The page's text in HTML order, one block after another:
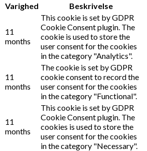
Varighed Beskrivelse
11
months
This cookie is set by GDPR
Cookie Consent plugin. The
cookie is used to store the
user consent for the cookies
in the category "Analytics".
11
months
The cookie is set by GDPR
cookie consent to record the
user consent for the cookies
in the category "Functional".
11
months
This cookie is set by GDPR
Cookie Consent plugin. The
cookies is used to store the
user consent for the cookies
in the category "Necessary".